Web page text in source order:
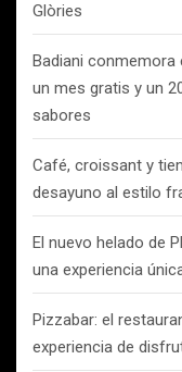
Glòries
Badiani conmemora
un mes gratis y un
sabores
Café, croissant y
desayuno al estilo
El nuevo helado de
una experiencia
Pizzabar: el
experiencia de